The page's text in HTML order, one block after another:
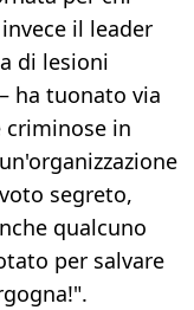
il leader
di lesioni
ha tuonato via
criminose in
segreto,
qualcuno
per salvare